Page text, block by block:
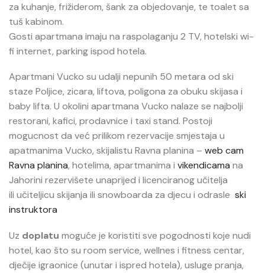
za kuhanje, frižiderom, šank za objedovanje, te toalet sa
tuš kabinom.
Gosti apartmana imaju na raspolaganju 2 TV, hotelski wi-
fi internet, parking ispod hotela.
Apartmani Vucko su udalji nepunih 50 metara od ski
staze Poljice, zicara, liftova, poligona za obuku skijasa i
baby lifta. U okolini apartmana Vucko nalaze se najbolji
restorani, kafici, prodavnice i taxi stand. Postoji
mogucnost da već prilikom rezervacije smjestaja u
apatmanima Vucko, skijalistu Ravna planina – web cam
Ravna planina, hotelima, apartmanima i vikendicama na
Jahorini rezervišete unaprijed i licenciranog učitelja
ili učiteljicu skijanja ili snowboarda za djecu i odrasle ski
instruktora
Uz doplatu moguće je koristiti sve pogodnosti koje nudi
hotel, kao što su room service, wellnes i fitness centar,
dječije igraonice (unutar i ispred hotela), usluge pranja,